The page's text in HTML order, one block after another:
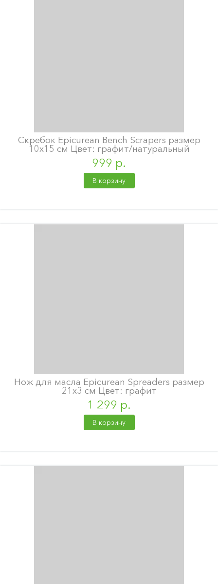
Скребок Epicurean Bench Scrapers размер
10х15 см Цвет: графит/натуральный
999 р.
В корзину
Нож для масла Epicurean Spreaders размер
21х3 см Цвет: графит
1 299 р.
В корзину